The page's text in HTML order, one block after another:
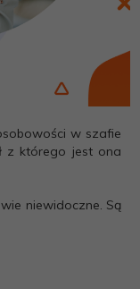
w szafie
z którego jest ona
niewidoczne. Są